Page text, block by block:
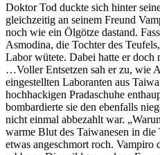
Doktor Tod duckte sich hinter
gleichzeitig an seinem Freund
noch wie ein Ölgötze dastand.
Asmodina, die Tochter des
Labor wütete. Dabei hatte er doch
…Voller Entsetzen sah er zu, wie
eingestellten Laboranten aus
hochhackigen Pradaschuhe
bombardierte sie den ebenfalls
nicht einmal abbezahlt war.
warme Blut des Taiwanesen in die
etwas angeschmort roch.